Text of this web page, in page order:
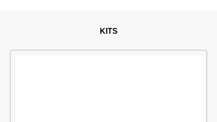
KITS